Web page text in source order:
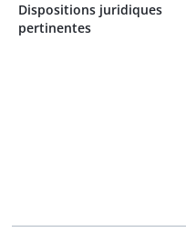
Dispositions juridiques
pertinentes